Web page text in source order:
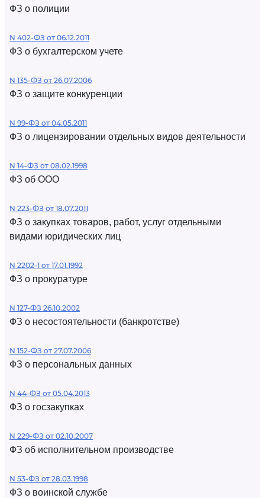
ФЗ о полиции
N 402-ФЗ от 06.12.2011
ФЗ о бухгалтерском учете
N 135-ФЗ от 26.07.2006
ФЗ о защите конкуренции
N 99-ФЗ от 04.05.2011
ФЗ о лицензировании отдельных видов деятельности
N 14-ФЗ от 08.02.1998
ФЗ об ООО
N 223-ФЗ от 18.07.2011
ФЗ о закупках товаров, работ, услуг отдельными
видами юридических лиц
N 2202-1 от 17.01.1992
ФЗ о прокуратуре
N 127-ФЗ 26.10.2002
ФЗ о несостоятельности (банкротстве)
N 152-ФЗ от 27.07.2006
ФЗ о персональных данных
N 44-ФЗ от 05.04.2013
ФЗ о госзакупках
N 229-ФЗ от 02.10.2007
ФЗ об исполнительном производстве
N 53-ФЗ от 28.03.1998
ФЗ о воинской службе